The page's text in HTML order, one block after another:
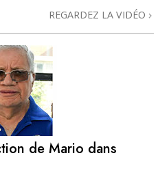
REGARDEZ LA VIDÉO
de Mario dans